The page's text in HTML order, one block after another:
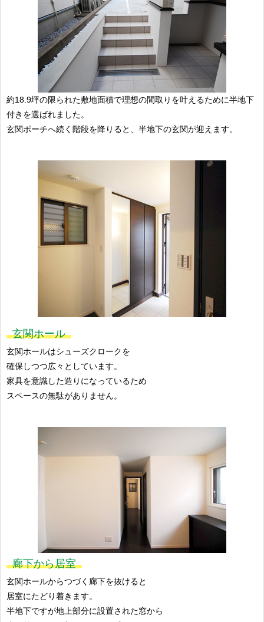
約18.9坪の限られた敷地面積で理想の間取りを叶えるために半地下
付きを選ばれました。
玄関ポーチへ続く階段を降りると、半地下の玄関が迎えます。
玄関ホール
玄関ホールはシューズクロークを
確保しつつ広々としています。
家具を意識した造りになっているため
スペースの無駄がありません。
廊下から居室
玄関ホールからつづく廊下を抜けると
居室にたどり着きます。
半地下ですが地上部分に設置された窓から